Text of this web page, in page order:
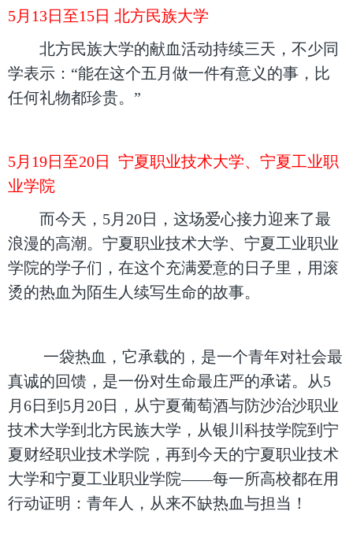
5月13日至15日 北方民族大学
北方民族大学的献血活动持续三天，不少同
学表示：“能在这个五月做一件有意义的事，比
任何礼物都珍贵。”
5月19日至20日 宁夏职业技术大学、宁夏工业职
业学院
而今天，5月20日，这场爱心接力迎来了最
浪漫的高潮。宁夏职业技术大学、宁夏工业职业
学院的学子们，在这个充满爱意的日子里，用滚
烫的热血为陌生人续写生命的故事。
一袋热血，它承载的，是一个青年对社会最
真诚的回馈，是一份对生命最庄严的承诺。从5
月6日到5月20日，从宁夏葡萄酒与防沙治沙职业
技术大学到北方民族大学，从银川科技学院到宁
夏财经职业技术学院，再到今天的宁夏职业技术
大学和宁夏工业职业学院——每一所高校都在用
行动证明：青年人，从来不缺热血与担当！